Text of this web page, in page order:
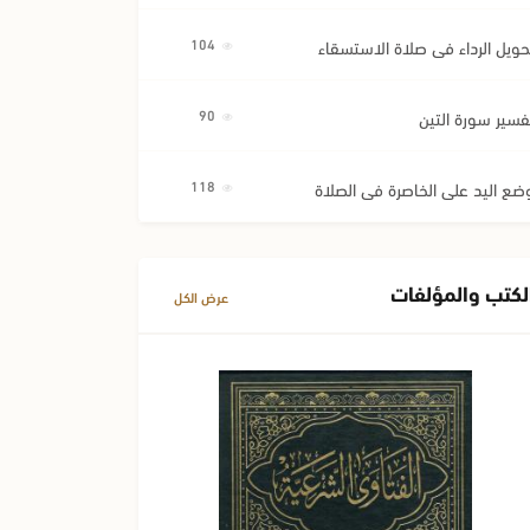
الرداء في صلاة الاستسقاء
سورة التين
اليد على الخاصرة في الصلاة
والمؤلفات عرض الكل